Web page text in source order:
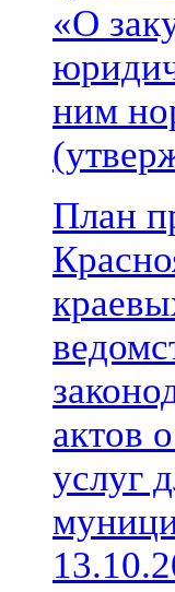
«О
ним
План
актов
услуг